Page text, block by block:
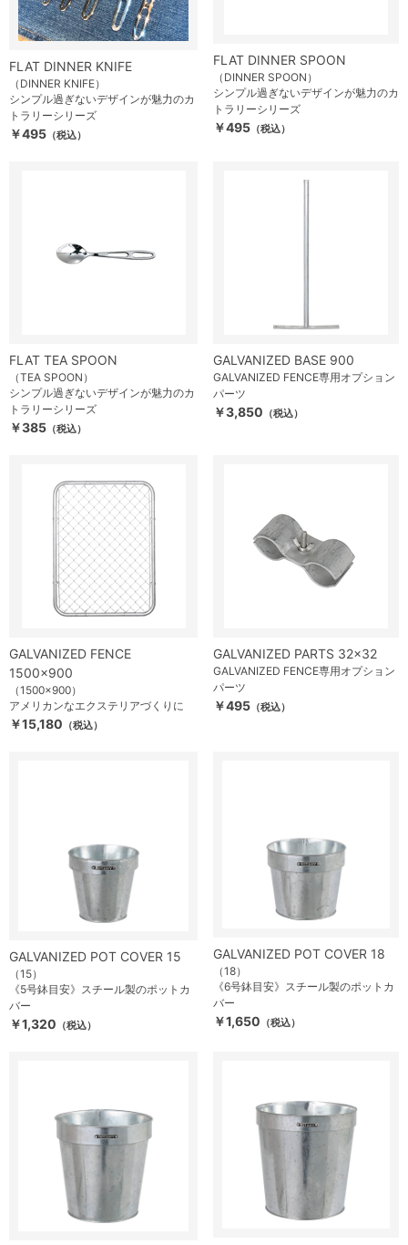
FLAT DINNER KNIFE
（DINNER KNIFE）
シンプル過ぎないデザインが魅力のカ
トラリーシリーズ
￥495 （税込）
FLAT DINNER SPOON
（DINNER SPOON）
シンプル過ぎないデザインが魅力のカ
トラリーシリーズ
￥495 （税込）
FLAT TEA SPOON
（TEA SPOON）
シンプル過ぎないデザインが魅力のカ
トラリーシリーズ
￥385 （税込）
GALVANIZED BASE 900
GALVANIZED FENCE専用オプション
パーツ
￥3,850 （税込）
GALVANIZED FENCE
1500×900
（1500×900）
アメリカンなエクステリアづくりに
￥15,180 （税込）
GALVANIZED PARTS 32×32
GALVANIZED FENCE専用オプション
パーツ
￥495 （税込）
GALVANIZED POT COVER 15
（15）
《5号鉢目安》スチール製のポットカ
バー
￥1,320 （税込）
GALVANIZED POT COVER 18
（18）
《6号鉢目安》スチール製のポットカ
バー
￥1,650 （税込）